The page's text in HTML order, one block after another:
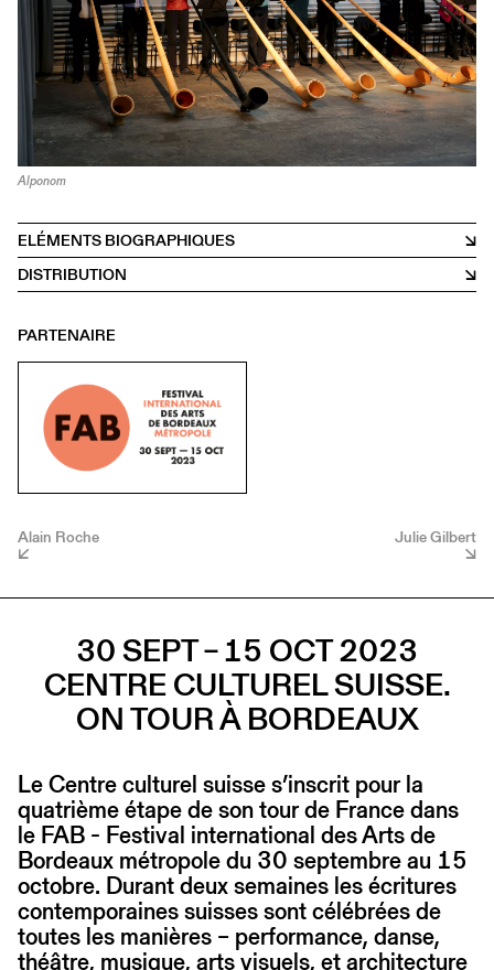
Alponom
ELÉMENTS BIOGRAPHIQUES
DISTRIBUTION
PARTENAIRE
Alain Roche Julie Gilbert
30 SEPT – 15 OCT 2023
CENTRE CULTUREL SUISSE.
ON TOUR À BORDEAUX
Le Centre culturel suisse s’inscrit pour la
quatrième étape de son tour de France dans
le FAB - Festival international des Arts de
Bordeaux métropole du 30 septembre au 15
octobre. Durant deux semaines les écritures
contemporaines suisses sont célébrées de
toutes les manières – performance, danse,
théâtre, musique, arts visuels, et architecture